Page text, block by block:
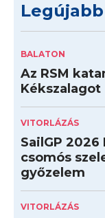
BALATON
Az RSM
Kékszalagot
VITORLÁZÁS
SailGP 2026
csomós
győzelem
VITORLÁZÁS